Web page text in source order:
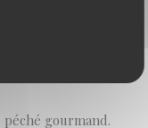
HARMONIEUX
péché gourmand.